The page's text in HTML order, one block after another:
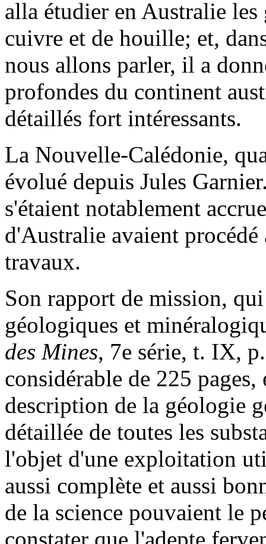
alla étudier en Australie
cuivre et de houille; et,
nous allons parler, il a
profondes du continent
détaillés fort intéressants.
La Nouvelle-Calédonie,
évolué depuis Jules
s'étaient notablement
d'Australie avaient procédé
travaux.
Son rapport de mission,
géologiques et
des Mines, 7e série, t. IX,
considérable de 225
description de la géologie
détaillée de toutes les
l'objet d'une exploitation
aussi complète et aussi
de la science pouvaient le